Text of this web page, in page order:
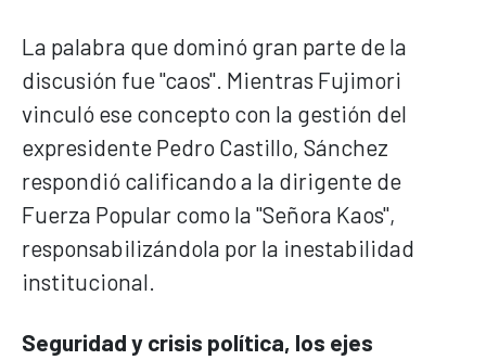
La palabra que dominó gran parte de la
discusión fue "caos". Mientras Fujimori
vinculó ese concepto con la gestión del
expresidente Pedro Castillo, Sánchez
respondió calificando a la dirigente de
Fuerza Popular como la "Señora Kaos",
responsabilizándola por la inestabilidad
institucional.
Seguridad y crisis política, los ejes